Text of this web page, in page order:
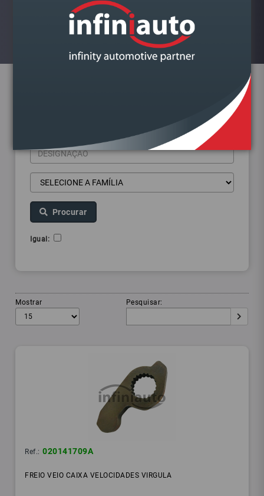
Visualizar
Procurar
Igual:
Mostrar Pesquisar:
Ref.: 020141709A
FREIO VEIO CAIXA VELOCIDADES VIRGULA